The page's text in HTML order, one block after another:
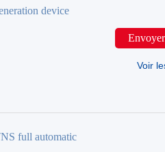
device
Voir
full automatic